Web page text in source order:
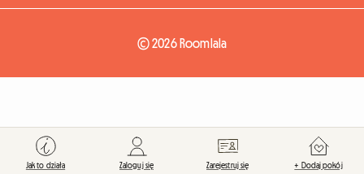
© 2026 Roomlala
Jak to działa Zaloguj się Zarejestruj się + Dodaj pokój